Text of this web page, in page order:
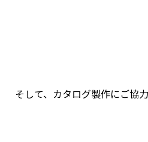
そして、カタログ製作にご協